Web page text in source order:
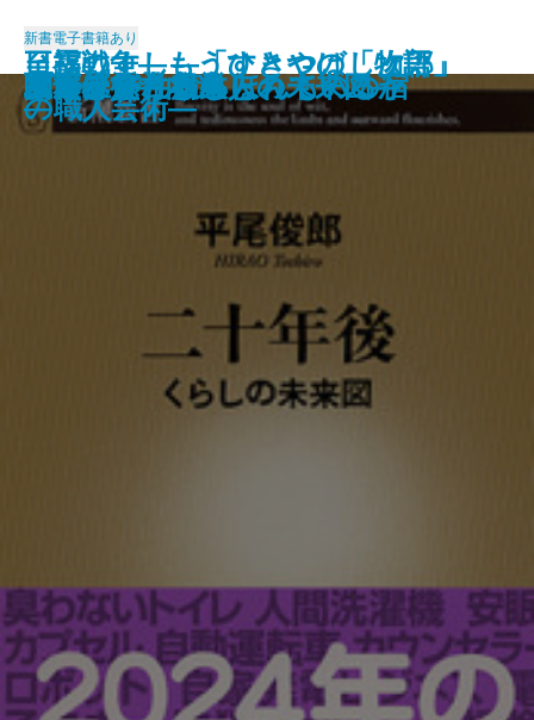
聖徳太子はいなかった
仏教と資本主義
眠れぬ夜のラジオ深夜便
川柳うきよ鏡
釈迦に説法
死の壁
授業の復権
40歳からの仕事術
黒いスイス
英語の看板がスラスラ読める
新書電子書籍あり
二十年後―くらしの未来図―
プーチン
関西赤貧古本道
ふたりで泊まるほんものの宿
日露戦争―もうひとつの「物語」
―
家庭という病巣
エルメス
日本はどう報じられているか
立ち上がれ日本人
至福のすし―「すきやばし次郎」
の職人芸術―